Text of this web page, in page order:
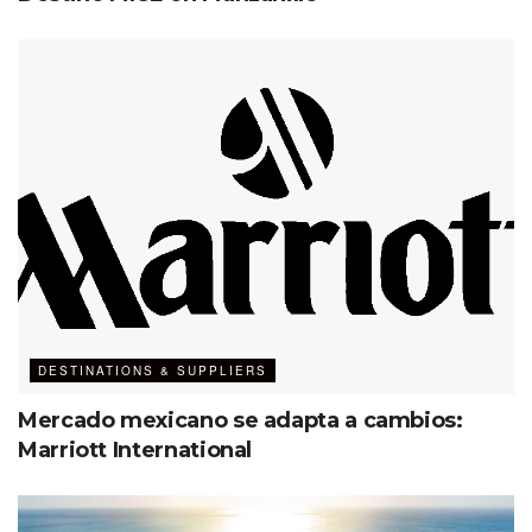
director general de Virgin Limited Edition, dejará el cargo
a finales de marzo, tras más de 24 años al frente de esta
exitosa colección. James, quien se unió a Virgin Hotels en
2021, tiene una historia de 37 años en la industria y más
de dos décadas en Montage International, al frente de sus
resorts y hoteles de lujo.
«Me gustaría agradecer a Jon
Brown, quien ha dedicado 24 años
increíbles a Virgin Limited Edition.
Solo puedo prometer que mantendré
su legado y le daré el mismo amor y
devoción que él, con la oportunidad
adicional de lograr un mayor
crecimiento, colaboración e
DESTINATIONS & SUPPLIERS
Mercado mexicano se adapta a cambios:
Marriott International